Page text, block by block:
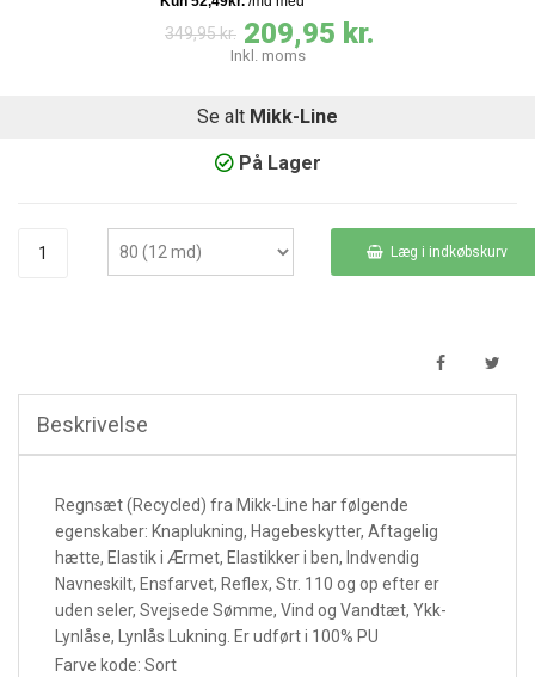
349,95 kr. 209,95 kr.
Inkl. moms
Se alt Mikk-Line
På Lager
Læg i indkøbskurv
Beskrivelse
Regnsæt (Recycled) fra Mikk-Line har følgende
egenskaber: Knaplukning, Hagebeskytter, Aftagelig
hætte, Elastik i Ærmet, Elastikker i ben, Indvendig
Navneskilt, Ensfarvet, Reflex, Str. 110 og op efter er
uden seler, Svejsede Sømme, Vind og Vandtæt, Ykk-
Lynlåse, Lynlås Lukning. Er udført i 100% PU
Farve kode: Sort